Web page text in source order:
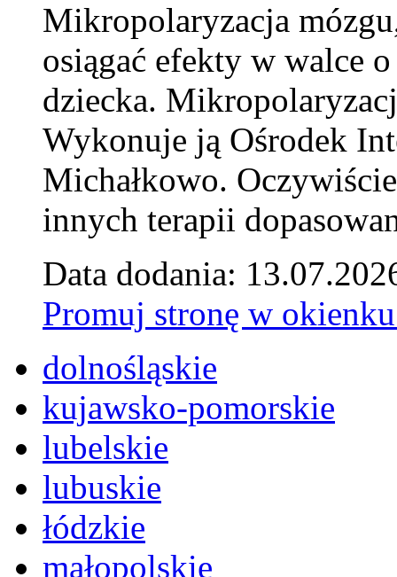
Mikropolaryzacja
osiągać efekty w walce
dziecka.
Wykonuje ją Ośrodek
Michałkowo.
innych terapii
Data dodania:
Promuj stronę w
dolnośląskie
kujawsko-pomorskie
lubelskie
lubuskie
łódzkie
małopolskie